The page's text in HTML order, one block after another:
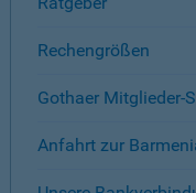
Rechengrößen
Gothaer Mitglieder-
Anfahrt zur